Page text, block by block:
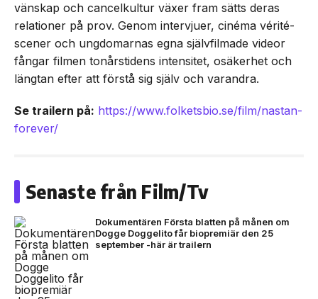
vänskap och cancelkultur växer fram sätts deras
relationer på prov. Genom intervjuer, cinéma vérité-
scener och ungdomarnas egna självfilmade videor
fångar filmen tonårstidens intensitet, osäkerhet och
längtan efter att förstå sig själv och varandra.
Se trailern på: https://www.folketsbio.se/film/nastan-
forever/
Senaste från Film/Tv
Dokumentären Första blatten på månen om
Dogge Doggelito får biopremiär den 25
september -här är trailern